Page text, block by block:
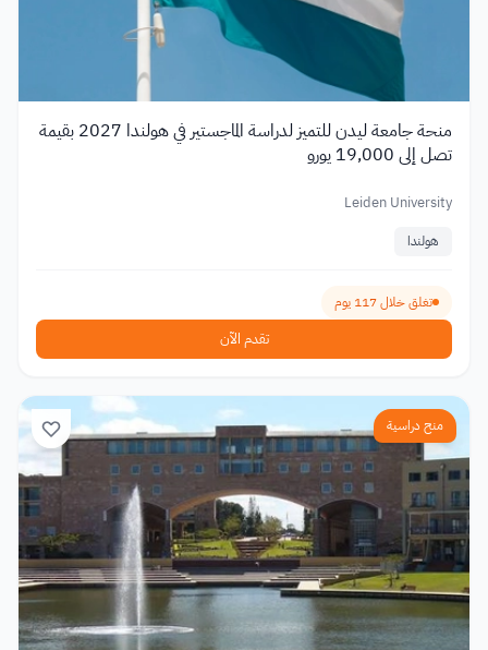
منحة جامعة ليدن للتميز لدراسة الماجستير في هولندا 2027 بقيمة
تصل إلى 19,000 يورو
Leiden University
هولندا
تغلق خلال 117 يوم
تقدم الآن
منح دراسية